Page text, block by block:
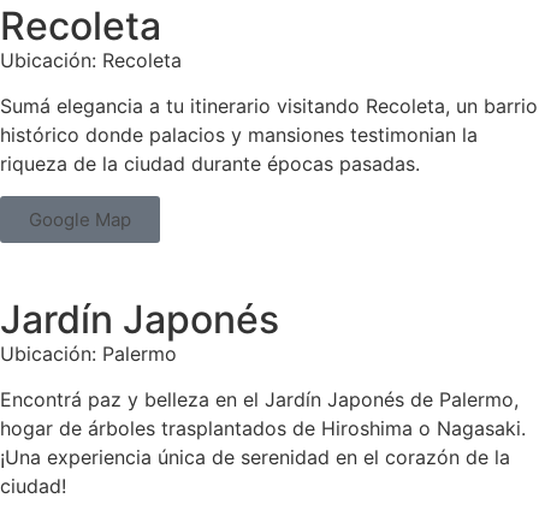
Recoleta
Ubicación: Recoleta
Sumá elegancia a tu itinerario visitando Recoleta, un barrio
histórico donde palacios y mansiones testimonian la
riqueza de la ciudad durante épocas pasadas.
Google Map
Jardín Japonés
Ubicación: Palermo
Encontrá paz y belleza en el Jardín Japonés de Palermo,
hogar de árboles trasplantados de Hiroshima o Nagasaki.
¡Una experiencia única de serenidad en el corazón de la
ciudad!